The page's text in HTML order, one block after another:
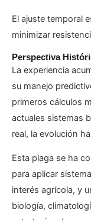
El ajuste temporal
minimizar
Perspectiva
La experiencia
su manejo
primeros cálculos
actuales sistemas
real, la evolución
Esta plaga se ha
para aplicar
interés agrícola, y
biología,